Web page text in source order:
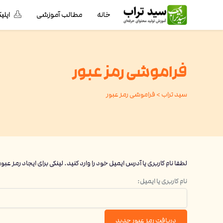
خانه مطالب آموزشی
فراموشی رمز عبور
سید تراب > فراموشی رمز عبور
لطفا نام کاربری یا آدرس ایمیل خود را وارد کنید. لینکی برای ایجاد
نام کاربری یا ایمیل: